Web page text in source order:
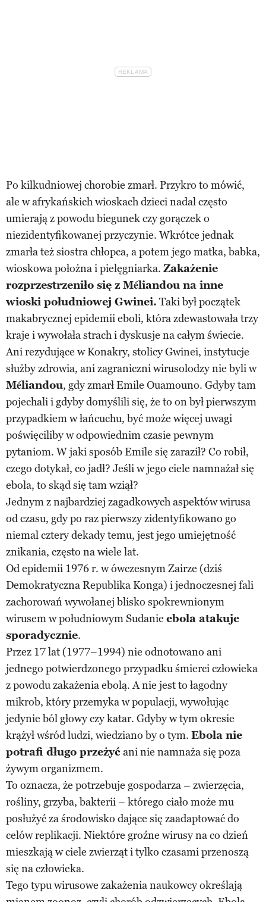
Po kilkudniowej chorobie zmarł. Przykro to mówić,
ale w afrykańskich wioskach dzieci nadal często
umierają z powodu biegunek czy gorączek o
niezidentyfikowanej przyczynie. Wkrótce jednak
zmarła też siostra chłopca, a potem jego matka, babka,
wioskowa położna i pielęgniarka. Zakażenie
rozprzestrzeniło się z Méliandou na inne
wioski południowej Gwinei. Taki był początek
makabrycznej epidemii eboli, która zdewastowała trzy
kraje i wywołała strach i dyskusje na całym świecie.
Ani rezydujące w Konakry, stolicy Gwinei, instytucje
służby zdrowia, ani zagraniczni wirusolodzy nie byli w
Méliandou, gdy zmarł Emile Ouamouno. Gdyby tam
pojechali i gdyby domyślili się, że to on był pierwszym
przypadkiem w łańcuchu, być może więcej uwagi
poświęciliby w odpowiednim czasie pewnym
pytaniom. W jaki sposób Emile się zaraził? Co robił,
czego dotykał, co jadł? Jeśli w jego ciele namnażał się
ebola, to skąd się tam wziął?
Jednym z najbardziej zagadkowych aspektów wirusa
od czasu, gdy po raz pierwszy zidentyfikowano go
niemal cztery dekady temu, jest jego umiejętność
znikania, często na wiele lat.
Od epidemii 1976 r. w ówczesnym Zairze (dziś
Demokratyczna Republika Konga) i jednoczesnej fali
zachorowań wywołanej blisko spokrewnionym
wirusem w południowym Sudanie ebola atakuje
sporadycznie.
Przez 17 lat (1977–1994) nie odnotowano ani
jednego potwierdzonego przypadku śmierci człowieka
z powodu zakażenia ebolą. A nie jest to łagodny
mikrob, który przemyka w populacji, wywołując
jedynie ból głowy czy katar. Gdyby w tym okresie
krążył wśród ludzi, wiedziano by o tym. Ebola nie
potrafi długo przeżyćani nie namnaża się poza
żywym organizmem.
To oznacza, że potrzebuje gospodarza – zwierzęcia,
rośliny, grzyba, bakterii – którego ciało może mu
posłużyć za środowisko dające się zaadaptować do
celów replikacji. Niektóre groźne wirusy na co dzień
mieszkają w ciele zwierząt i tylko czasami przenoszą
się na człowieka.
Tego typu wirusowe zakażenia naukowcy określają